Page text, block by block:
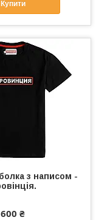
Купити
з написом -
600 ₴